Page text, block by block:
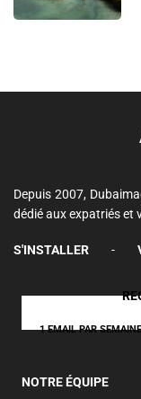
Depuis 2007,
dédié aux expatriés et
S'INSTALLER -
1 EMAIL PAR
NOTRE ÉQUIPE